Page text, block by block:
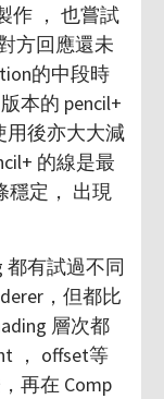
作 ， 也嘗試
方回應還未
的中段時
本的 pencil+
用後亦大大減
的線是最
穩定， 出現
都有試過不同
，但都比
層次都
， offset等
再在 Comp